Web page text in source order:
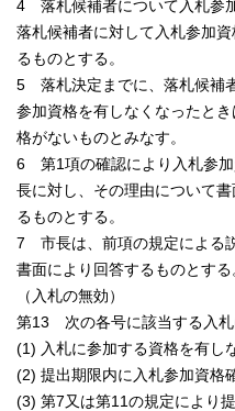
4 落札候補者について入札参
落札候補者に対して入札参加
るものとする。
5 落札決定までに、落札候補
参加資格を有しなくなったと
格がないものとみなす。
6 第1項の確認により入札参
長に対し、その理由について
るものとする。
7 市長は、前項の規定による
書面により回答するものとする
（入札の無効）
第13 次の各号に該当する入札
(1) 入札に参加する資格を有し
(2) 提出期限内に入札参加資格
(3) 第7又は第11の規定により